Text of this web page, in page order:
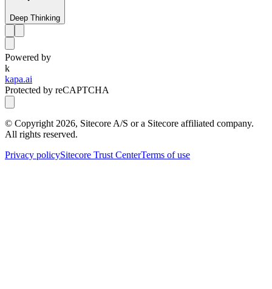
Deep Thinking
Powered by
k
kapa.ai
Protected by reCAPTCHA
© Copyright 2026, Sitecore A/S or a Sitecore affiliated company.
All rights reserved.
Privacy policySitecore Trust CenterTerms of use